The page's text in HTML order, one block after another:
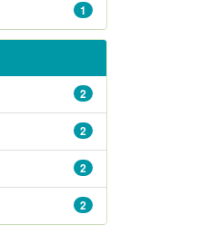
1
2
2
2
2